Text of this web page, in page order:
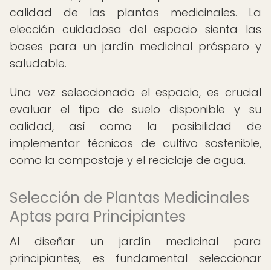
calidad de las plantas medicinales. La
elección cuidadosa del espacio sienta las
bases para un jardín medicinal próspero y
saludable.
Una vez seleccionado el espacio, es crucial
evaluar el tipo de suelo disponible y su
calidad, así como la posibilidad de
implementar técnicas de cultivo sostenible,
como la compostaje y el reciclaje de agua.
Selección de Plantas Medicinales
Aptas para Principiantes
Al diseñar un jardín medicinal para
principiantes, es fundamental seleccionar